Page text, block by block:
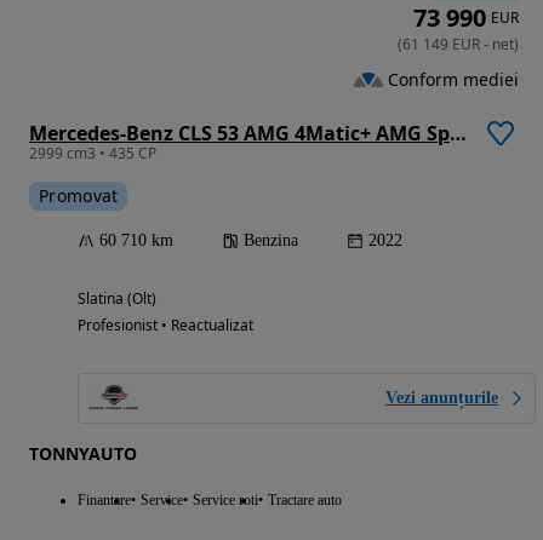
Mercedes-Benz CLS 53 AMG 4Matic+ AMG Speedshift TCT 9G Limited Edition
2999 cm3 • 435 CP
Promovat
60 710 km Benzina 2022
Slatina (Olt)
Profesionist • Reactualizat
Vezi anunțurile
TONNYAUTO
Finantare Service Service roti Tractare auto
73 990 EUR
(61 149 EUR- net)
Conform mediei